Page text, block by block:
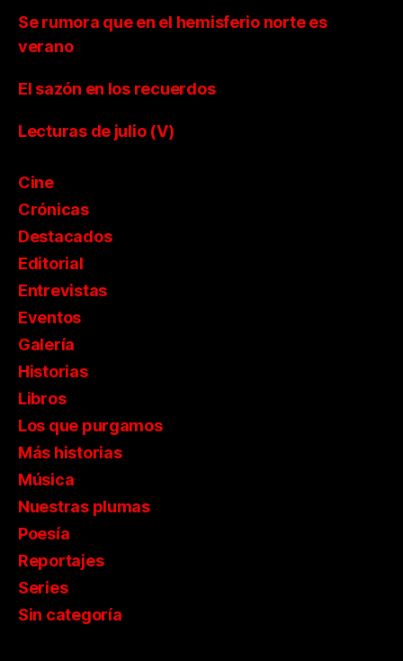
Se rumora que en el hemisferio norte es
verano
El sazón en los recuerdos
Lecturas de julio (V)
Cine
Crónicas
Destacados
Editorial
Entrevistas
Eventos
Galería
Historias
Libros
Los que purgamos
Más historias
Música
Nuestras plumas
Poesía
Reportajes
Series
Sin categoría